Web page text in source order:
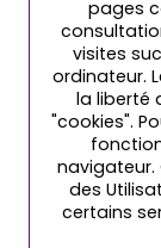
pages
visites
ordinateur.
la liberté
"cookies".
navigateur.
des
certains